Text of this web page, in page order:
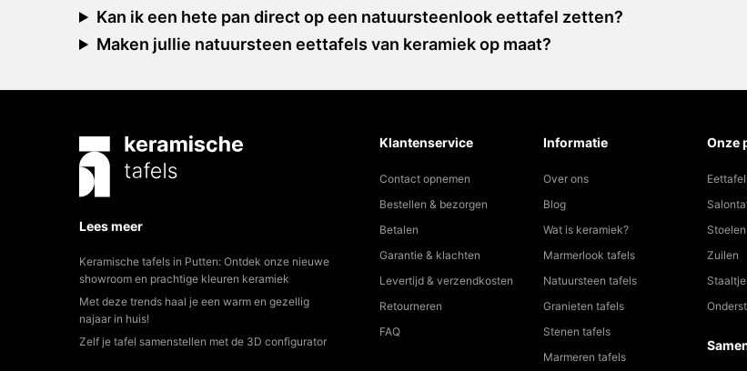
Kan ik een hete pan direct op een natuursteenlook eettafel zetten?
Maken jullie natuursteen eettafels van keramiek op maat?
Lees meer
Keramische tafels in Putten: Ontdek onze nieuwe
showroom en prachtige kleuren keramiek
Met deze trends haal je een warm en gezellig
najaar in huis!
Zelf je tafel samenstellen met de 3D configurator
Klantenservice
Contact opnemen
Bestellen & bezorgen
Betalen
Garantie & klachten
Levertijd & verzendkosten
Retourneren
FAQ
Informatie
Over ons
Blog
Wat is keramiek?
Marmerlook tafels
Natuursteen tafels
Granieten tafels
Stenen tafels
Marmeren tafels
Onze
Stoelen
Zuilen